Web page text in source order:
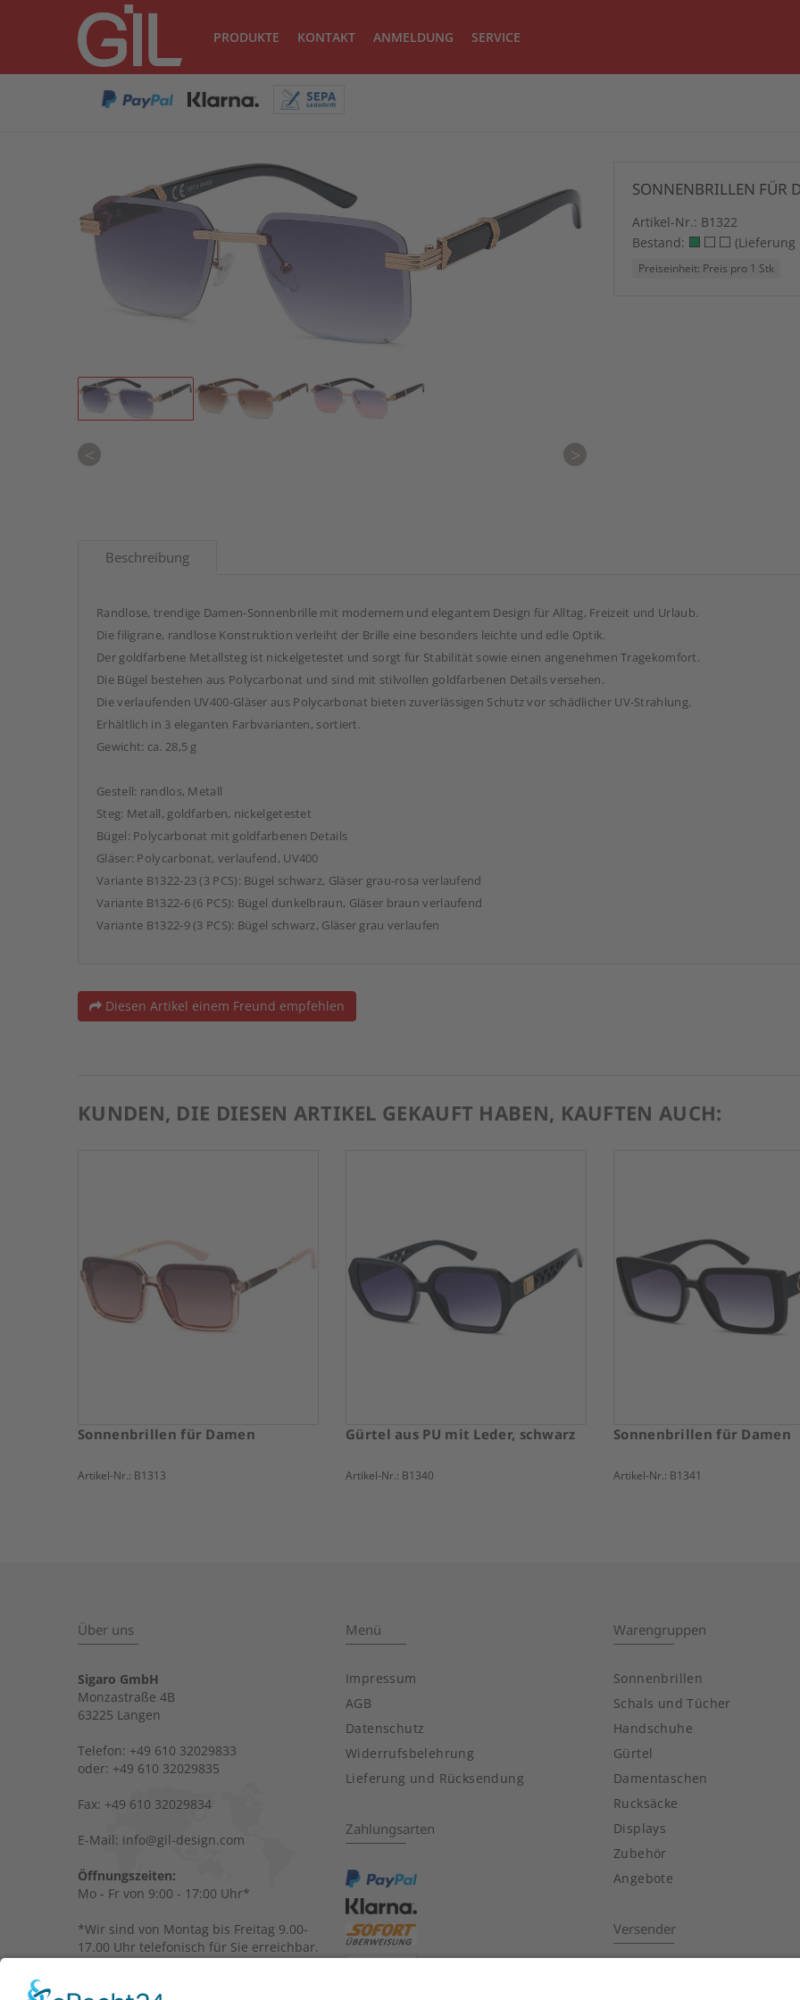
PRODUKTE KONTAKT ANMELDUNG SERVICE
< >
SONNENBRILLEN FÜR
Artikel-Nr.: B1322
Bestand:
(Lieferung
Preiseinheit: Preis pro 1 Stk
Beschreibung
Randlose, trendige Damen-Sonnenbrille mit modernem und elegantem Design für Alltag, Freizeit und Urlaub.
Die filigrane, randlose Konstruktion verleiht der Brille eine besonders leichte und edle Optik.
Der goldfarbene Metallsteg ist nickelgetestet und sorgt für Stabilität sowie einen angenehmen Tragekomfort.
Die Bügel bestehen aus Polycarbonat und sind mit stilvollen goldfarbenen Details versehen.
Die verlaufenden UV400-Gläser aus Polycarbonat bieten zuverlässigen Schutz vor schädlicher UV-Strahlung.
Erhältlich in 3 eleganten Farbvarianten, sortiert.
Gewicht: ca. 28,5 g
Gestell: randlos, Metall
Steg: Metall, goldfarben, nickelgetestet
Bügel: Polycarbonat mit goldfarbenen Details
Gläser: Polycarbonat, verlaufend, UV400
Variante B1322-23 (3 PCS): Bügel schwarz, Gläser grau-rosa verlaufend
Variante B1322-6 (6 PCS): Bügel dunkelbraun, Gläser braun verlaufend
Variante B1322-9 (3 PCS): Bügel schwarz, Gläser grau verlaufen
Diesen Artikel einem Freund empfehlen
KUNDEN, DIE DIESEN ARTIKEL GEKAUFT HABEN, KAUFTEN AUCH:
Sonnenbrillen für Damen
Artikel-Nr.: B1313
Gürtel aus PU mit Leder, schwarz
Artikel-Nr.: B1340
Sonnenbrillen für Damen
Artikel-Nr.: B1341
Über uns
Sigaro GmbH
Monzastraße 4B
63225 Langen
Telefon: +49 610 32029833
oder: +49 610 32029835
Fax: +49 610 32029834
E-Mail: info@gil-design.com
Öffnungszeiten:
Mo - Fr von 9:00 - 17:00 Uhr*
*Wir sind von Montag bis Freitag 9.00-
17.00 Uhr telefonisch für Sie erreichbar.
Menü
Impressum
AGB
Datenschutz
Widerrufsbelehrung
Lieferung und Rücksendung
Zahlungsarten
Warengruppen
Sonnenbrillen
Schals und Tücher
Handschuhe
Gürtel
Damentaschen
Rucksäcke
Displays
Zubehör
Angebote
Versender